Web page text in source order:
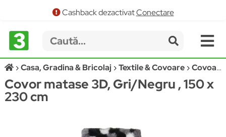
Cashback dezactivatConectare
Casa, Gradina & Bricolaj Textile & Covoare Covoare
Covor matase 3D, Gri/Negru , 150 x
230 cm